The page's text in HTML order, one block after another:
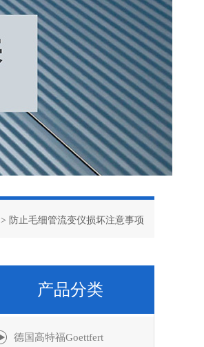
> 防止毛细管流变仪损坏注意事项
产品分类
德国高特福Goettfert